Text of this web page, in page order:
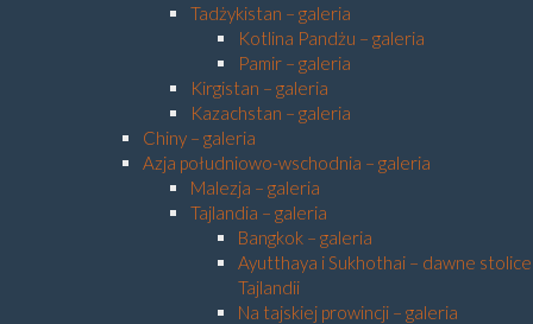
Tadżykistan – galeria
Kotlina Pandżu – galeria
Pamir – galeria
Kirgistan – galeria
Kazachstan – galeria
Chiny – galeria
Azja południowo-wschodnia – galeria
Malezja – galeria
Tajlandia – galeria
Bangkok – galeria
Ayutthaya i Sukhothai – dawne stolice
Tajlandii
Na tajskiej prowincji – galeria